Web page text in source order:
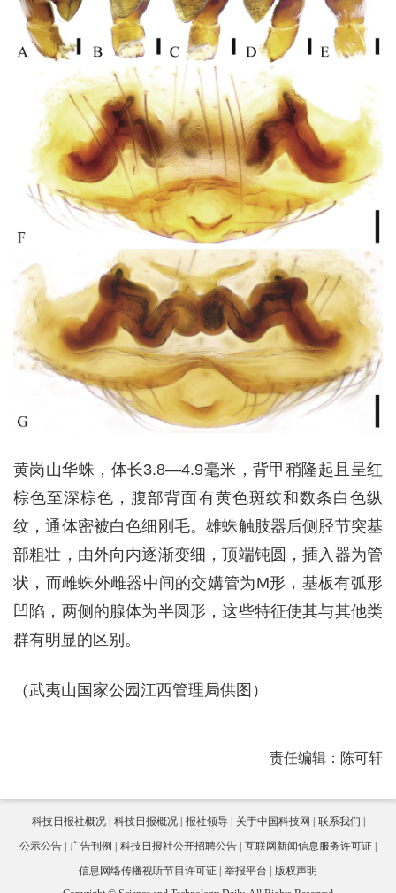
黄岗山华蛛，体长3.8—4.9毫米，背甲稍隆起且呈红
棕色至深棕色，腹部背面有黄色斑纹和数条白色纵
纹，通体密被白色细刚毛。雄蛛触肢器后侧胫节突基
部粗壮，由外向内逐渐变细，顶端钝圆，插入器为管
状，而雌蛛外雌器中间的交媾管为M形，基板有弧形
凹陷，两侧的腺体为半圆形，这些特征使其与其他类
群有明显的区别。
（武夷山国家公园江西管理局供图）
责任编辑：陈可轩
科技日报社概况 科技日报概况 报社领导 关于中国科技网
联系我们
公示公告
广告刊例 科技日报社公开招聘公告
互联网新闻信息服务许可证
信息网络传播视听节目许可证
举报平台
版权声明